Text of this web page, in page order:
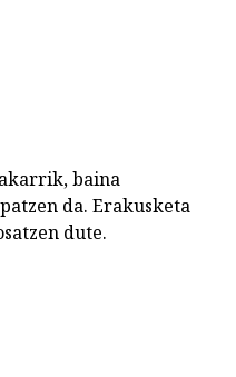
baina
da. Erakusketa
dute.